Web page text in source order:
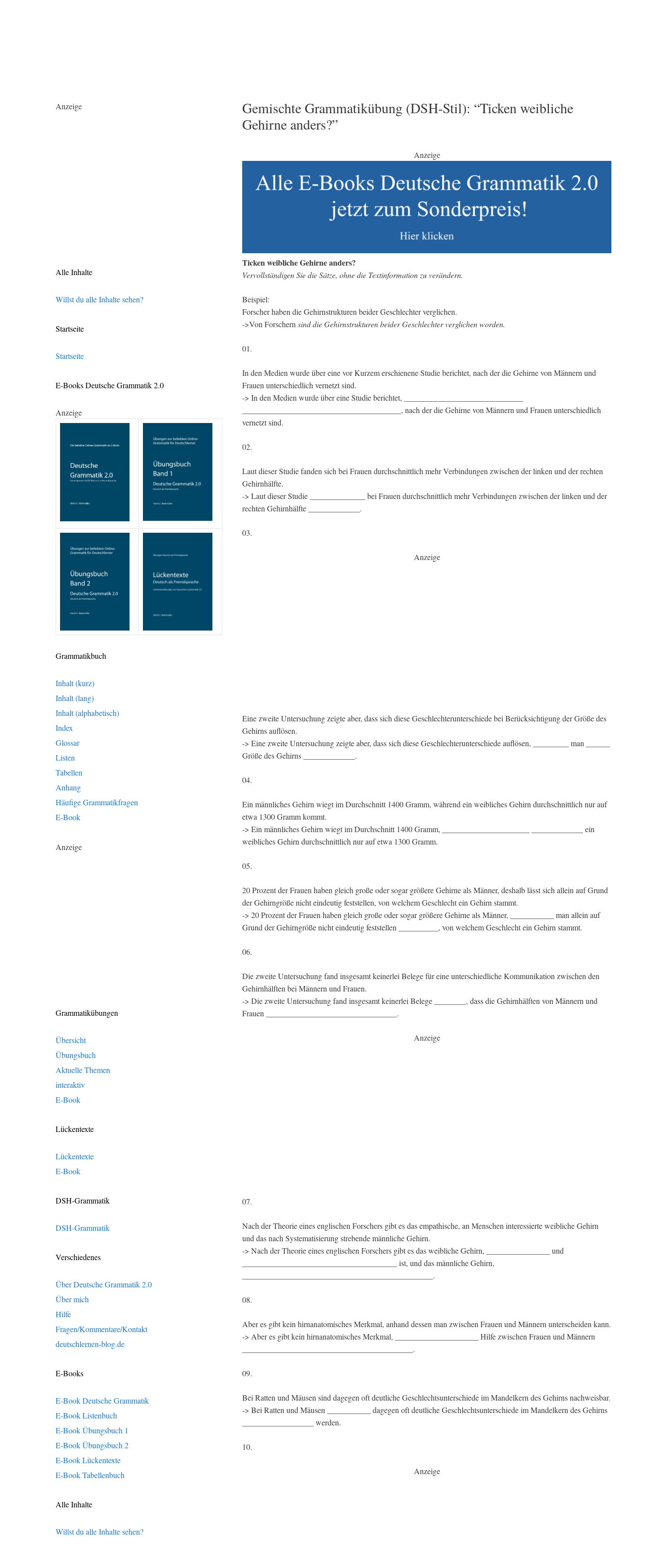
Gemischte Grammatikübung (DSH-Stil): “Ticken weibliche
Gehirne anders?”
Anzeige
Ticken weibliche Gehirne anders?
Vervollständigen Sie die Sätze, ohne die Textinformation zu verändern.
Beispiel:
Forscher haben die Gehirnstrukturen beider Geschlechter verglichen.
->Von Forschernsind die Gehirnstrukturen beider Geschlechter verglichen worden.
01.
In den Medien wurde über eine vor Kurzem erschienene Studie berichtet, nach der die Gehirne von Männern und
Frauen unterschiedlich vernetzt sind.
-> In den Medien wurde über eine Studie berichtet, ______________________________
________________________________________, nach der die Gehirne von Männern und Frauen unterschiedlich
vernetzt sind.
02.
Laut dieser Studie fanden sich bei Frauen durchschnittlich mehr Verbindungen zwischen der linken und der rechten
Gehirnhälfte.
-> Laut dieser Studie ______________ bei Frauen durchschnittlich mehr Verbindungen zwischen der linken und der
rechten Gehirnhälfte _____________.
03.
Anzeige
Eine zweite Untersuchung zeigte aber, dass sich diese Geschlechterunterschiede bei Berücksichtigung der Größe des
Gehirns auflösen.
-> Eine zweite Untersuchung zeigte aber, dass sich diese Geschlechterunterschiede auflösen, _________ man ______
Größe des Gehirns _____________.
04.
Ein männliches Gehirn wiegt im Durchschnitt 1400 Gramm, während ein weibliches Gehirn durchschnittlich nur auf
etwa 1300 Gramm kommt.
-> Ein männliches Gehirn wiegt im Durchschnitt 1400 Gramm, ______________________ _____________ ein
weibliches Gehirn durchschnittlich nur auf etwa 1300 Gramm.
05.
20 Prozent der Frauen haben gleich große oder sogar größere Gehirne als Männer, deshalb lässt sich allein auf Grund
der Gehirngröße nicht eindeutig feststellen, von welchem Geschlecht ein Gehirn stammt.
-> 20 Prozent der Frauen haben gleich große oder sogar größere Gehirne als Männer, ___________ man allein auf
Grund der Gehirngröße nicht eindeutig feststellen __________, von welchem Geschlecht ein Gehirn stammt.
06.
Die zweite Untersuchung fand insgesamt keinerlei Belege für eine unterschiedliche Kommunikation zwischen den
Gehirnhälften bei Männern und Frauen.
-> Die zweite Untersuchung fand insgesamt keinerlei Belege ________, dass die Gehirnhälften von Männern und
Frauen _________________________________.
Anzeige
07.
Nach der Theorie eines englischen Forschers gibt es das empathische, an Menschen interessierte weibliche Gehirn
und das nach Systematisierung strebende männliche Gehirn.
-> Nach der Theorie eines englischen Forschers gibt es das weibliche Gehirn, ________________ und
_______________________________________ ist, und das männliche Gehirn,
________________________________________________.
08.
Aber es gibt kein hirnanatomisches Merkmal, anhand dessen man zwischen Frauen und Männern unterscheiden kann.
-> Aber es gibt kein hirnanatomisches Merkmal, _____________________ Hilfe zwischen Frauen und Männern
___________________________________________.
09.
Bei Ratten und Mäusen sind dagegen oft deutliche Geschlechtsunterschiede im Mandelkern des Gehirns nachweisbar.
-> Bei Ratten und Mäusen ___________ dagegen oft deutliche Geschlechtsunterschiede im Mandelkern des Gehirns
__________________ werden.
10.
Anzeige
Anzeige
Alle Inhalte
Willst du alle Inhalte sehen?
Startseite
Startseite
E-Books Deutsche Grammatik 2.0
Anzeige
Grammatikbuch
Inhalt (kurz)
Inhalt (lang)
Inhalt (alphabetisch)
Index
Glossar
Listen
Tabellen
Anhang
Häufige Grammatikfragen
E-Book
Anzeige
Grammatikübungen
Übersicht
Übungsbuch
Aktuelle Themen
interaktiv
E-Book
Lückentexte
Lückentexte
E-Book
DSH-Grammatik
DSH-Grammatik
Verschiedenes
Über Deutsche Grammatik 2.0
Über mich
Hilfe
Fragen/Kommentare/Kontakt
deutschlernen-blog.de
E-Books
E-Book Deutsche Grammatik
E-Book Listenbuch
E-Book Übungsbuch 1
E-Book Übungsbuch 2
E-Book Lückentexte
E-Book Tabellenbuch
Alle Inhalte
Willst du alle Inhalte sehen?